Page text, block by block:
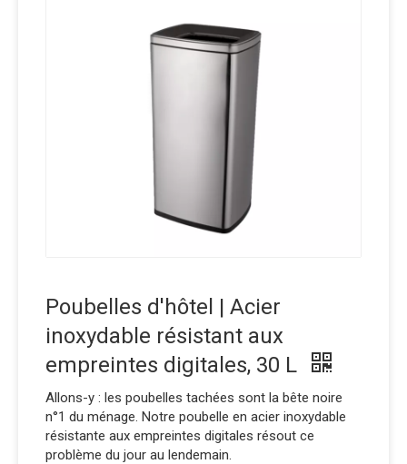
Poubelles d'hôtel | Acier
inoxydable résistant aux
empreintes digitales, 30 L
Allons-y : les poubelles tachées sont la bête noire
n°1 du ménage. Notre poubelle en acier inoxydable
résistante aux empreintes digitales résout ce
problème du jour au lendemain.